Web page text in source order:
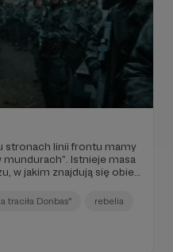
stronach linii frontu mamy
Istnieje masa
w jakim znajdują się obie
przyczyn.
traciła Donbas" rebelia